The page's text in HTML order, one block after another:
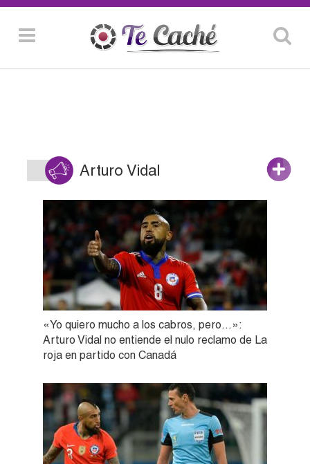
Arturo Vidal
«Yo quiero mucho a los cabros, pero…»:
Arturo Vidal no entiende el nulo reclamo de La
roja en partido con Canadá